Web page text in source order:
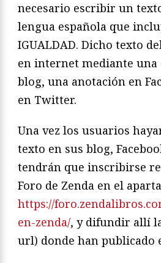
necesario escribir un
lengua española que
IGUALDAD. Dicho texto
en internet mediante una
blog, una anotación en
en Twitter.
Una vez los usuarios
texto en sus blog,
tendrán que inscribirse
Foro de Zenda en el
https://
en-zenda/, y difundir allí
url) donde han publicado